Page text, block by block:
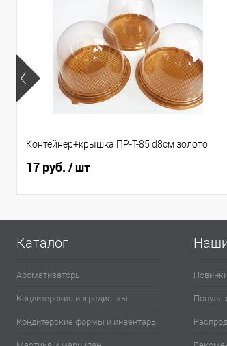
Контейнер+крышка ПР-Т-85 d8см золото
17 руб. / шт
Каталог
Ароматизаторы
Кондитерские ингредиенты
Кондитерские формы и инвентарь
Новинки